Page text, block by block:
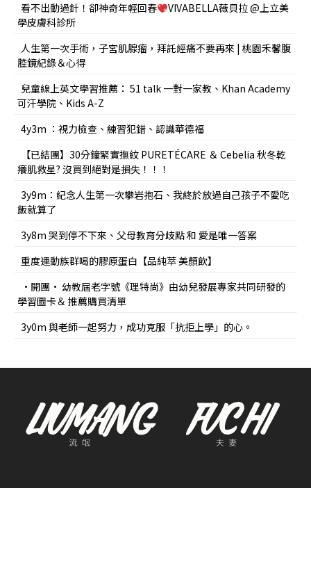
看不出動過針！卻神奇年輕回春
VIVABELLA薇貝拉 @上立美
學皮膚科診所
人生第一次手術，子宮肌腺瘤，拜託經痛不要再來 | 桃園禾馨腹
腔鏡紀錄＆心得
兒童線上英文學習推薦： 51 talk 一對一家教、Khan Academy
可汗學院、Kids A-Z
4y3m ：視力檢查、練習犯錯、認識華德福
【已結團】30分鐘緊實撫紋 PURETÉCARE ＆ Cebelia 秋冬乾
癢肌救星? 沒買到絕對是損失！！！
3y9m：紀念人生第一次攀岩抱石、我終於放過自己孩子不愛吃
飯就算了
3y8m 哭到停不下來、父母教育分歧點 和 愛是唯一答案
重度運動族群喝的膠原蛋白【品純萃 美顏飲】
•開團• 幼教屆老字號《理特尚》由幼兒發展專家共同研發的
學習圖卡＆ 推薦購買清單
3y0m 與老師一起努力，成功克服「抗拒上學」的心。